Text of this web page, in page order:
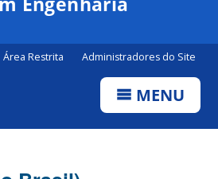
Área Restrita Administradores do Site
MENU